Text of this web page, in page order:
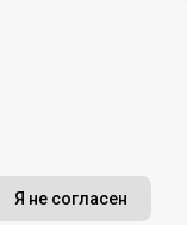
регистре
Я не согласен